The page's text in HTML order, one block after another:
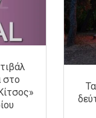
στο